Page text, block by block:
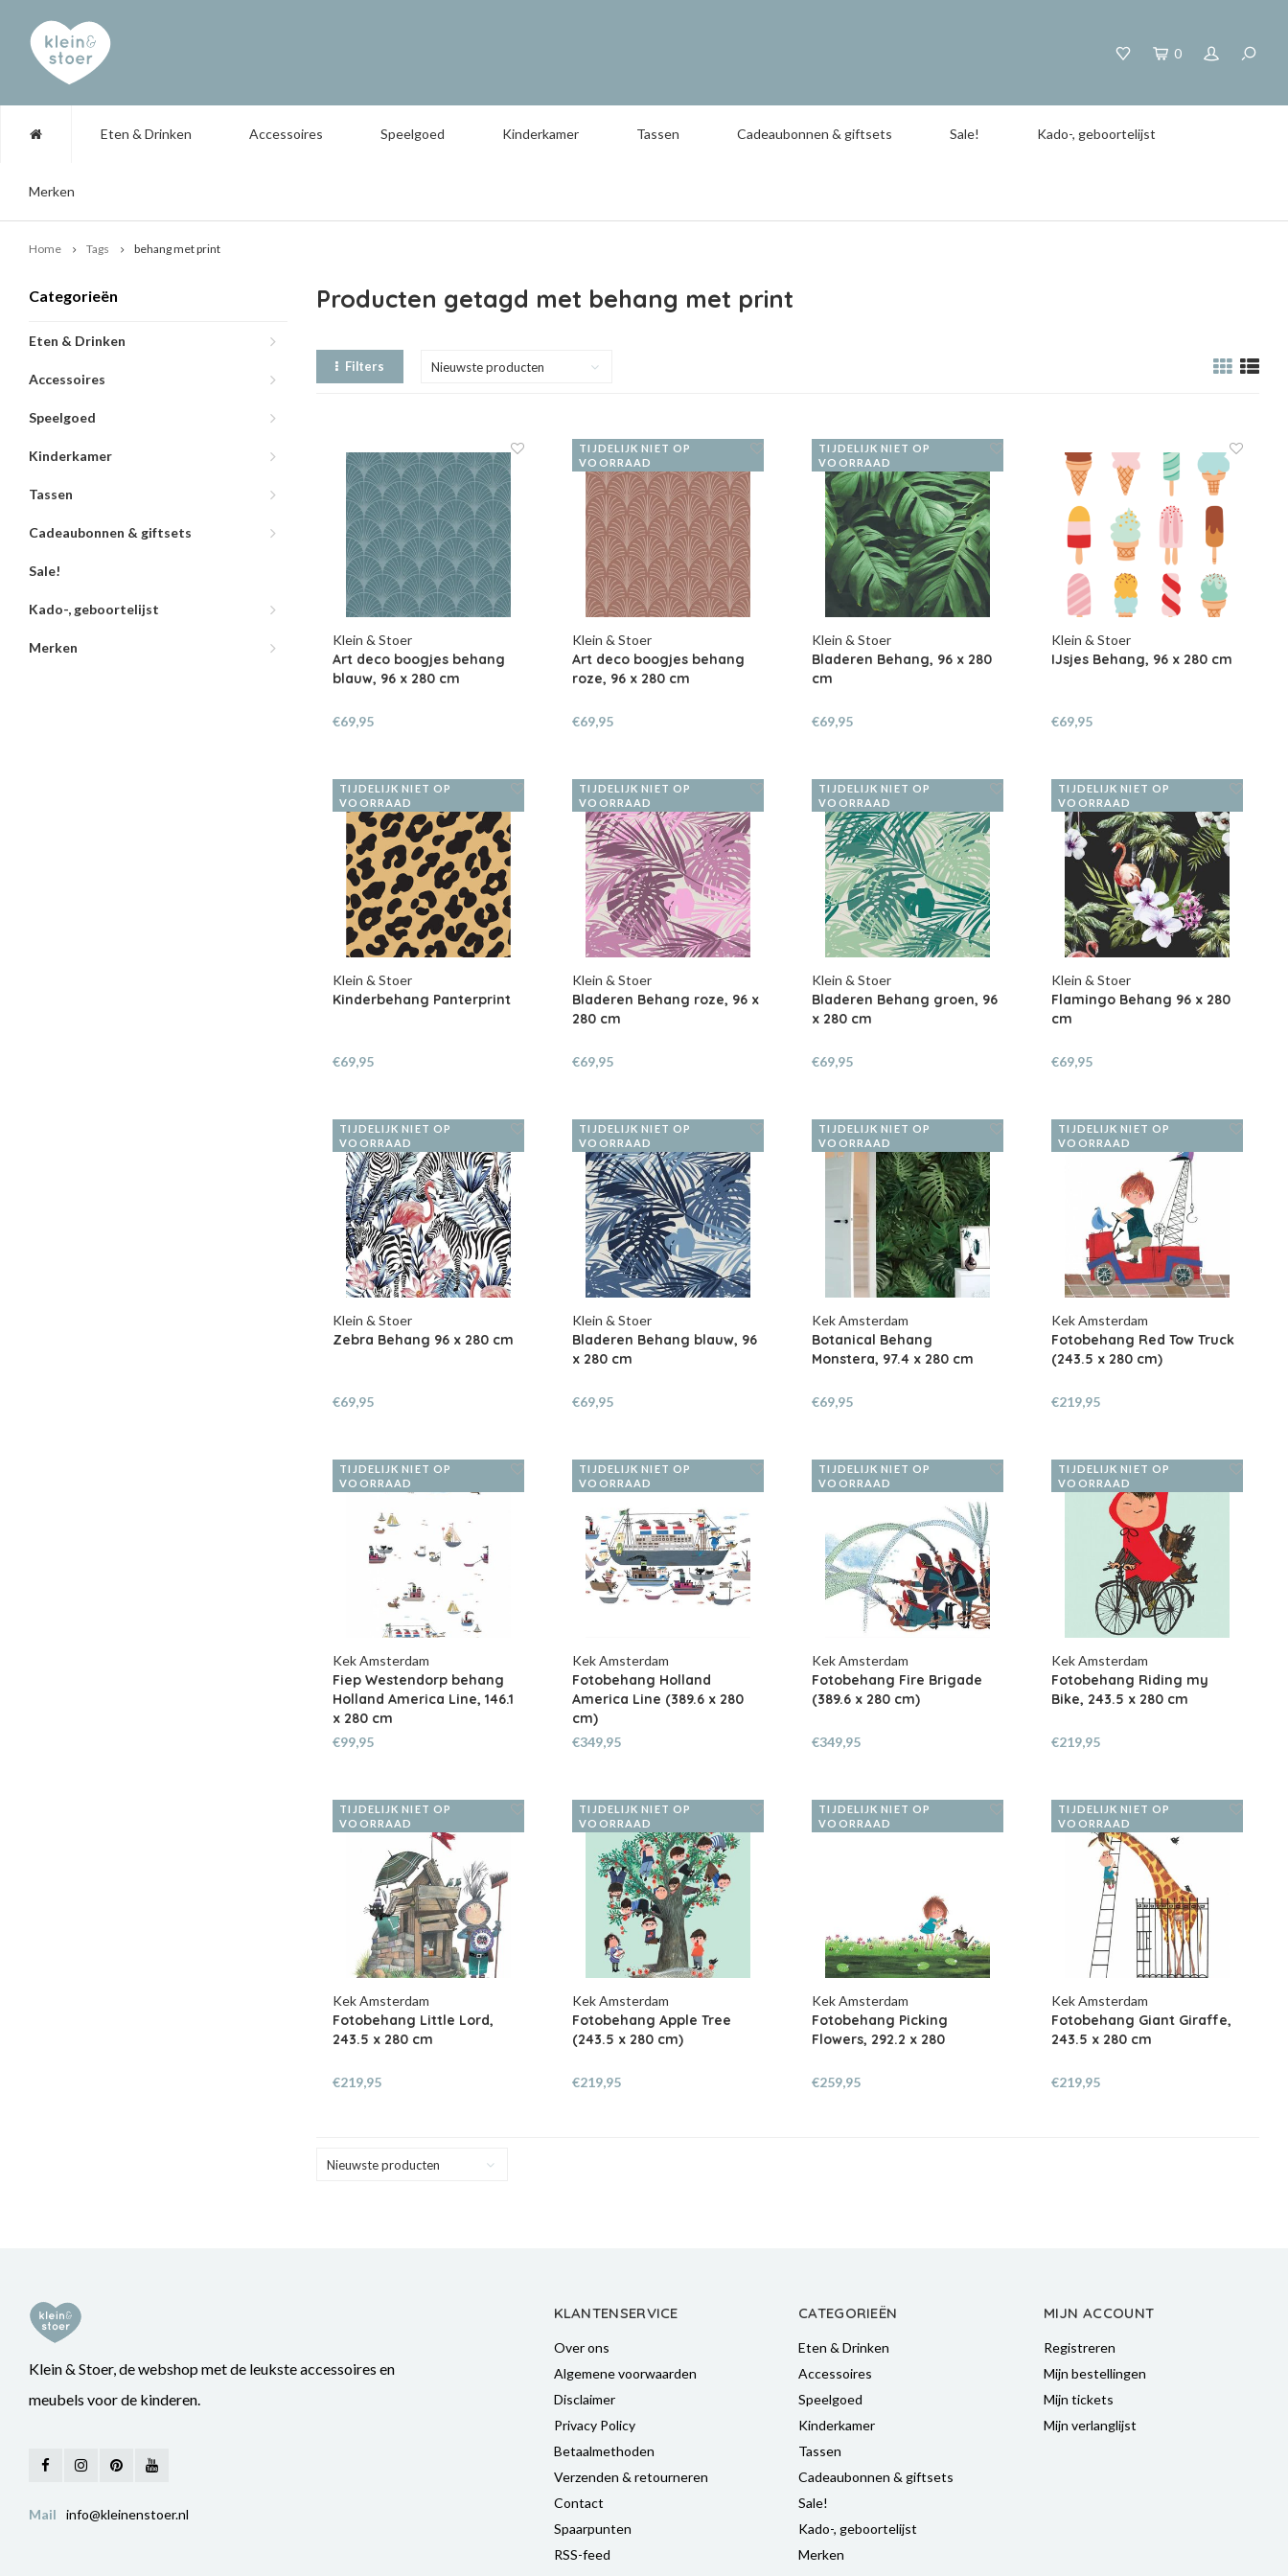
0
Eten & Drinken Accessoires Speelgoed Kinderkamer Tassen Cadeaubonnen & giftsets Sale! Kado-, geboortelijst
Merken
Home Tags behang met print
Categorieën
Eten & Drinken
Accessoires
Speelgoed
Kinderkamer
Tassen
Cadeaubonnen & giftsets
Sale!
Kado-, geboortelijst
Merken
Producten getagd met behang met print
Filters Nieuwste producten
Klein & Stoer
Art deco boogjes behang
blauw, 96 x 280 cm
€69,95
TIJDELIJK NIET OP
VOORRAAD
Klein & Stoer
Art deco boogjes behang
roze, 96 x 280 cm
€69,95
TIJDELIJK NIET OP
VOORRAAD
Klein & Stoer
Bladeren Behang, 96 x 280
cm
€69,95
Klein & Stoer
IJsjes Behang, 96 x 280 cm
€69,95
TIJDELIJK NIET OP
VOORRAAD
Klein & Stoer
Kinderbehang Panterprint
€69,95
TIJDELIJK NIET OP
VOORRAAD
Klein & Stoer
Bladeren Behang roze, 96 x
280 cm
€69,95
TIJDELIJK NIET OP
VOORRAAD
Klein & Stoer
Bladeren Behang groen, 96
x 280 cm
€69,95
TIJDELIJK NIET OP
VOORRAAD
Klein & Stoer
Flamingo Behang 96 x 280
cm
€69,95
TIJDELIJK NIET OP
VOORRAAD
Klein & Stoer
Zebra Behang 96 x 280 cm
€69,95
TIJDELIJK NIET OP
VOORRAAD
Klein & Stoer
Bladeren Behang blauw, 96
x 280 cm
€69,95
TIJDELIJK NIET OP
VOORRAAD
Kek Amsterdam
Botanical Behang
Monstera, 97.4 x 280 cm
€69,95
TIJDELIJK NIET OP
VOORRAAD
Kek Amsterdam
Fotobehang Red Tow Truck
(243.5 x 280 cm)
€219,95
TIJDELIJK NIET OP
VOORRAAD
Kek Amsterdam
Fiep Westendorp behang
Holland America Line, 146.1
x 280 cm
€99,95
TIJDELIJK NIET OP
VOORRAAD
Kek Amsterdam
Fotobehang Holland
America Line (389.6 x 280
cm)
€349,95
TIJDELIJK NIET OP
VOORRAAD
Kek Amsterdam
Fotobehang Fire Brigade
(389.6 x 280 cm)
€349,95
TIJDELIJK NIET OP
VOORRAAD
Kek Amsterdam
Fotobehang Riding my
Bike, 243.5 x 280 cm
€219,95
TIJDELIJK NIET OP
VOORRAAD
Kek Amsterdam
Fotobehang Little Lord,
243.5 x 280 cm
€219,95
TIJDELIJK NIET OP
VOORRAAD
Kek Amsterdam
Fotobehang Apple Tree
(243.5 x 280 cm)
€219,95
TIJDELIJK NIET OP
VOORRAAD
Kek Amsterdam
Fotobehang Picking
Flowers, 292.2 x 280
€259,95
TIJDELIJK NIET OP
VOORRAAD
Kek Amsterdam
Fotobehang Giant Giraffe,
243.5 x 280 cm
€219,95
Nieuwste producten
Klein & Stoer, de webshop met de leukste accessoires en
meubels voor de kinderen.
Mail info@kleinenstoer.nl
KLANTENSERVICE
Over ons
Algemene voorwaarden
Disclaimer
Privacy Policy
Betaalmethoden
Verzenden & retourneren
Contact
Spaarpunten
RSS-feed
CATEGORIEËN
Eten & Drinken
Accessoires
Speelgoed
Kinderkamer
Tassen
Cadeaubonnen & giftsets
Sale!
Kado-, geboortelijst
Merken
MIJN ACCOUNT
Registreren
Mijn bestellingen
Mijn tickets
Mijn verlanglijst